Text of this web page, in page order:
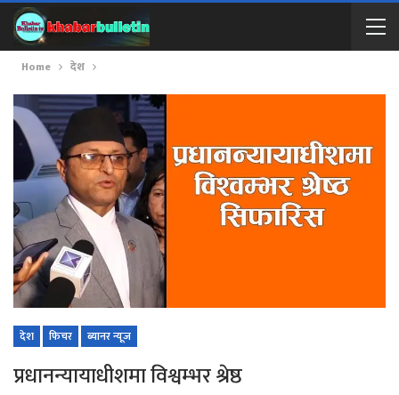
Home देश
देश फिचर ब्यानर न्यूज
प्रधानन्यायाधीशमा विश्वम्भर श्रेष्ठ